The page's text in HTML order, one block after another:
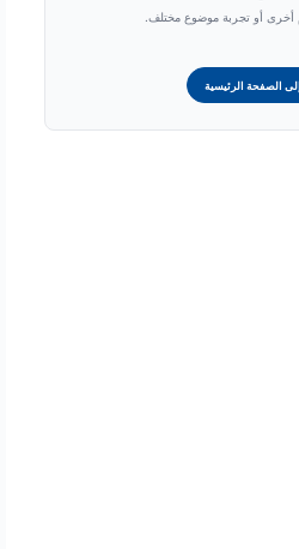
أو تجربة موضوع مختلف.
الصفحة الرئيسية